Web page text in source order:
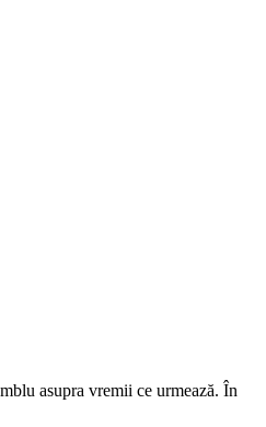
asupra vremii ce urmează. În